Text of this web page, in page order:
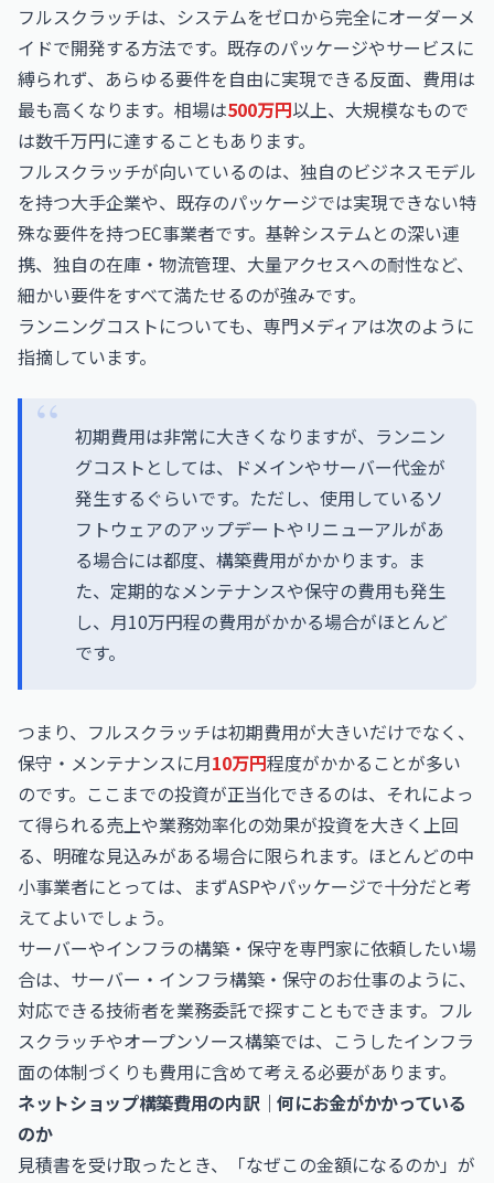
フルスクラッチは、システムをゼロから完全にオーダーメ
イドで開発する方法です。既存のパッケージやサービスに
縛られず、あらゆる要件を自由に実現できる反面、費用は
最も高くなります。相場は500万円以上、大規模なもので
は数千万円に達することもあります。
フルスクラッチが向いているのは、独自のビジネスモデル
を持つ大手企業や、既存のパッケージでは実現できない特
殊な要件を持つEC事業者です。基幹システムとの深い連
携、独自の在庫・物流管理、大量アクセスへの耐性など、
細かい要件をすべて満たせるのが強みです。
ランニングコストについても、専門メディアは次のように
指摘しています。
初期費用は非常に大きくなりますが、ランニン
グコストとしては、ドメインやサーバー代金が
発生するぐらいです。ただし、使用しているソ
フトウェアのアップデートやリニューアルがあ
る場合には都度、構築費用がかかります。ま
た、定期的なメンテナンスや保守の費用も発生
し、月10万円程の費用がかかる場合がほとんど
です。
つまり、フルスクラッチは初期費用が大きいだけでなく、
保守・メンテナンスに月10万円程度がかかることが多い
のです。ここまでの投資が正当化できるのは、それによっ
て得られる売上や業務効率化の効果が投資を大きく上回
る、明確な見込みがある場合に限られます。ほとんどの中
小事業者にとっては、まずASPやパッケージで十分だと考
えてよいでしょう。
サーバーやインフラの構築・保守を専門家に依頼したい場
合は、 サーバー・インフラ構築・保守のお仕事のように、
対応できる技術者を業務委託で探すこともできます。フル
スクラッチやオープンソース構築では、こうしたインフラ
面の体制づくりも費用に含めて考える必要があります。
ネットショップ構築費用の内訳｜何にお金がかかっている
のか
見積書を受け取ったとき、「なぜこの金額になるのか」が